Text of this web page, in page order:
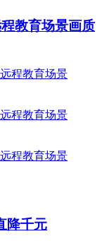
教育场景画质
降千元